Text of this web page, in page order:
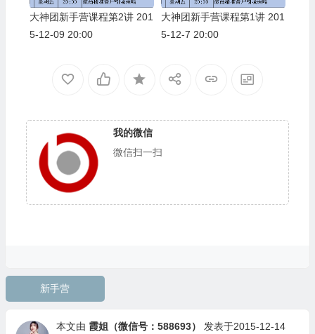
大神团新手营课程第2讲 201
5-12-09 20:00
大神团新手营课程第1讲 201
5-12-7 20:00
我的微信
微信扫一扫
新手营
本文由 霞姐（微信号：588693）
发表于2015-12-14